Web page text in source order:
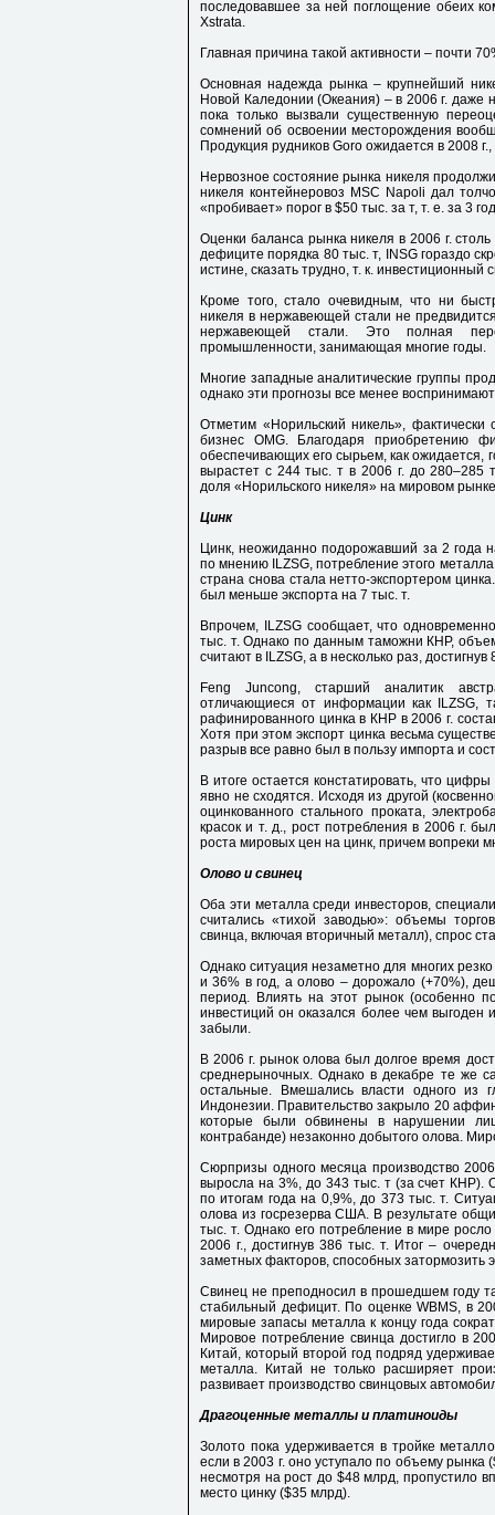
последовавшее за ней поглощение обеих
Xstrata.
Главная причина такой активности – почти
Основная надежда рынка – крупнейший
Новой Каледонии (Океания) – в 2006 г. даже
пока только вызвали существенную
сомнений об освоении месторождения
Продукция рудников Goro ожидается в 2008
Нервозное состояние рынка никеля
никеля контейнеровоз MSC Napoli дал
«пробивает» порог в $50 тыс. за т, т. е. за 3
Оценки баланса рынка никеля в 2006 г.
дефиците порядка 80 тыс. т, INSG гораздо
истине, сказать трудно, т. к. инвестиционный
Кроме того, стало очевидным, что ни
никеля в нержавеющей стали не
нержавеющей стали. Это полная
промышленности, занимающая многие годы.
Многие западные аналитические группы
однако эти прогнозы все менее
Отметим «Норильский никель»,
бизнес OMG. Благодаря приобретению
обеспечивающих его сырьем, как ожидается,
вырастет с 244 тыс. т в 2006 г. до 280–285
доля «Норильского никеля» на мировом
Цинк
Цинк, неожиданно подорожавший за 2 года
по мнению ILZSG, потребление этого
страна снова стала нетто-экспортером
был меньше экспорта на 7 тыс. т.
Впрочем, ILZSG сообщает, что
тыс. т. Однако по данным таможни КНР,
считают в ILZSG, а в несколько раз, достигнув
Feng Juncong, старший аналитик
отличающиеся от информации как ILZSG,
рафинированного цинка в КНР в 2006 г.
Хотя при этом экспорт цинка весьма
разрыв все равно был в пользу импорта и
В итоге остается констатировать, что
явно не сходятся. Исходя из другой
оцинкованного стального проката,
красок и т. д., рост потребления в 2006 г.
роста мировых цен на цинк, причем вопреки
Олово и свинец
Оба эти металла среди инвесторов,
считались «тихой заводью»: объемы
свинца, включая вторичный металл), спрос
Однако ситуация незаметно для многих
и 36% в год, а олово – дорожало (+70%),
период. Влиять на этот рынок (особенно
инвестиций он оказался более чем
забыли.
В 2006 г. рынок олова был долгое время
среднерыночных. Однако в декабре те же
остальные. Вмешались власти одного из
Индонезии. Правительство закрыло 20
которые были обвинены в нарушении
контрабанде) незаконно добытого олова.
Сюрпризы одного месяца производство
выросла на 3%, до 343 тыс. т (за счет КНР).
по итогам года на 0,9%, до 373 тыс. т.
олова из госрезерва США. В результате
тыс. т. Однако его потребление в мире
2006 г., достигнув 386 тыс. т. Итог –
заметных факторов, способных затормозить
Свинец не преподносил в прошедшем году
стабильный дефицит. По оценке WBMS, в
мировые запасы металла к концу года
Мировое потребление свинца достигло в
Китай, который второй год подряд
металла. Китай не только расширяет
развивает производство свинцовых
Драгоценные металлы и платиноиды
Золото пока удерживается в тройке
если в 2003 г. оно уступало по объему
несмотря на рост до $48 млрд, пропустило
место цинку ($35 млрд).